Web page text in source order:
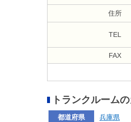
住所
TEL
FAX
トランクルーム
都道府県 兵庫県